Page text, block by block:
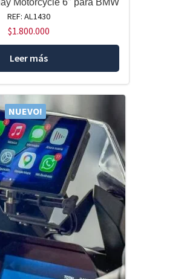
Motorcycle 6" para BMW
REF: AL1430
$1.800.000
Leer más
NUEVO!